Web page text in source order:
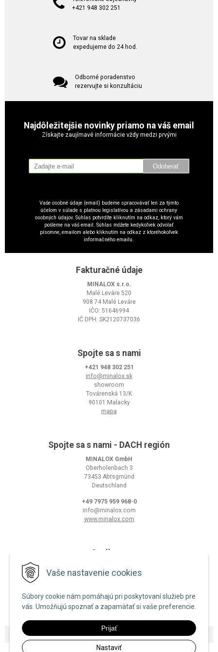
Vaše nastavenie cookies
Súbory cookie nám pomáhajú pri poskytovaní služieb pre
vás. Umožňujú spoznať a zapamätať si vaše preferencie.
Prijať
Nastaviť
+421 948 302 251
Tovar na sklade
expedujeme do 24 hod.
Odborné poradenstvo
rezervujte si konzultáciu
Najdôležitejšie novinky priamo na váš email
Získajte zaujímavé informácie vždy medzi prvými
Odoberať
Vaše osobné údaje (email) budeme spracovávať len za týmto
účelom v súlade s platnou legislatívou a zásadami ochrany
osobných údajov. Súhlas potvrdíte kliknutím na odkaz, ktorý vám
pošleme na váš email. Súhlas môžete kedykoľvek odvolať
písomne, emailom alebo kliknutím na odkaz z ktoréhokoľvek
informačného emailu.
Fakturačné údaje
MINALOX s.r.o.
Malé Leváre 520
908 74 Malé Leváre
IČO: 51646994
IČ DPH: SK2120737036
Spojte sa s nami
+421 948 302 251
info@minalox.sk
showroom
Továrenská 13/K
90101 Malacky
mapa
Spojte sa s nami - DACH región
MINALOX GmbH
Oberholenbach 3
73453 Abtsgmünd
Deutschland
+49 7975 959 968-0
info@minalox.com
www.minalox.com
O nákupe
Zásady používania cookies